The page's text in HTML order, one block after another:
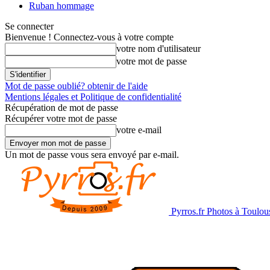
Ruban hommage
Se connecter
Bienvenue ! Connectez-vous à votre compte
votre nom d'utilisateur
votre mot de passe
Mot de passe oublié? obtenir de l'aide
Mentions légales et Politique de confidentialité
Récupération de mot de passe
Récupérer votre mot de passe
votre e-mail
Un mot de passe vous sera envoyé par e-mail.
Pyrros.fr Photos à